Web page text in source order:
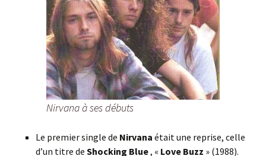
Nirvana à ses débuts
Le premier single de Nirvana était une reprise, celle
d’un titre de Shocking Blue, « Love Buzz » (1988).